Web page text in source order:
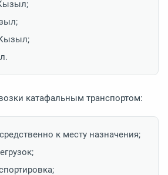
катафальным транспортом:
к месту назначения;